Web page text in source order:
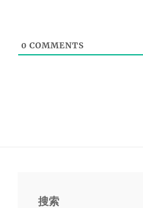
0 COMMENTS
搜索